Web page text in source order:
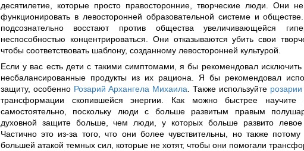
десятилетие, которые просто правосторонние, творческие люди. Они
функционировать в левосторонней образовательной системе и
подсознательно восстают против общества увеличивающейся
неспособностью концентрироваться. Они отказываются убить свои
чтобы соответствовать шаблону, созданному левосторонней культурой.
Если у вас есть дети с такими симптомами, я бы рекомендовал исключить
несбалансированные продукты из их рациона. Я бы рекомендовал
защиту, особенно Розарий Архангела Михаила. Также используйте
трансформации скопившейся энергии. Как можно быстрее научите
самостоятельно, поскольку люди с больше развитым правым
духовной защите больше, чем люди, у которых больше развито левое
Частично это из-за того, что они более чувствительны, но также
большей атакой темных сил, которые не хотят, чтобы они помогали